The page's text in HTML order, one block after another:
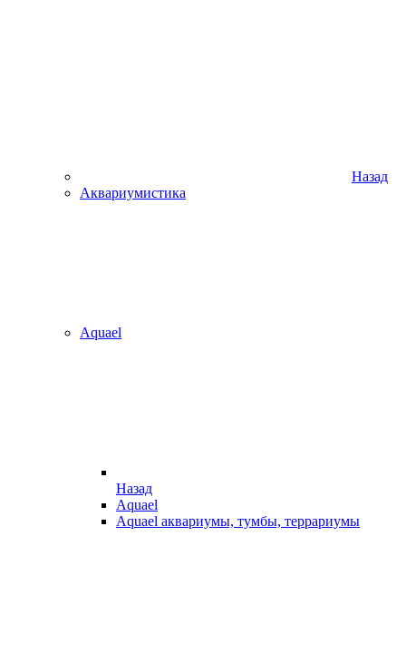
Назад
Аквариумистика
Aquael
Назад
Aquael
Aquael аквариумы, тумбы, террариумы